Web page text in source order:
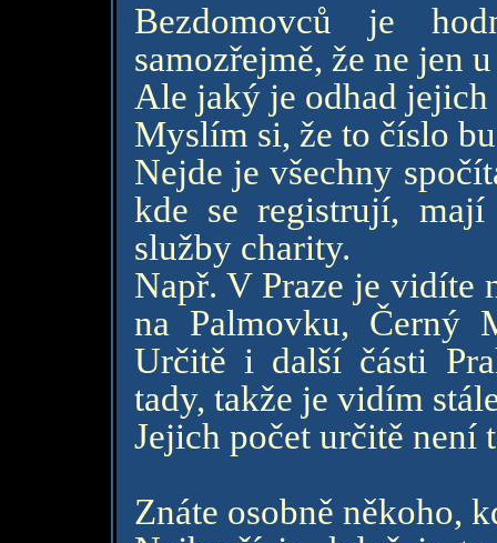
Bezdomovců je
samozřejmě, že ne jen u
Ale jaký je odhad jejich
Myslím si, že to číslo
Nejde je všechny
kde se registrují,
služby charity.
Např. V Praze je vidíte
na Palmovku, Černý
Určitě i další části
tady, takže je vidím
Jejich počet určitě není
Znáte osobně někoho,